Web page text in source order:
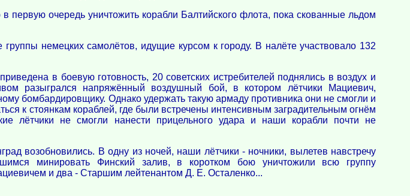
первую очередь уничтожить корабли Балтийского флота, пока скованные льдом
немецких самолётов, идущие курсом к городу. В налёте участвовало 132
в боевую готовность, 20 советских истребителей поднялись в воздух и
разыгрался напряжённый воздушный бой, в котором лётчики Мациевич,
бомбардировщику. Однако удержать такую армаду противника они не смогли и
к стоянкам кораблей, где были встречены интенсивным заградительным огнём
лётчики не смогли нанести прицельного удара и наши корабли почти не
возобновились. В одну из ночей, наши лётчики - ночники, вылетев навстречу
минировать Финский залив, в коротком бою уничтожили всю группу
и два - Старшим лейтенантом Д. Е. Осталенко...